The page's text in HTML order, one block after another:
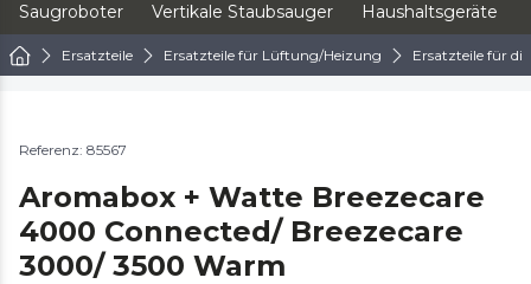
Saugroboter Vertikale Staubsauger Haushaltsgeräte
Ersatzteile Ersatzteile für Lüftung/Heizung Ersatzteile für
Referenz: 85567
Aromabox + Watte Breezecare
4000 Connected/ Breezecare
3000/ 3500 Warm